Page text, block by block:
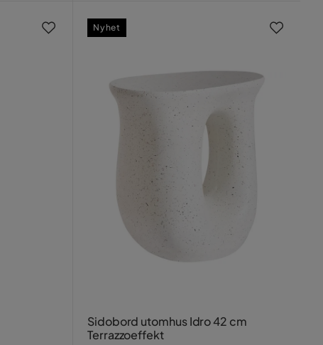
Sidobord utomhus Idro 42 cm
Terrazzoeffekt
Nyhet